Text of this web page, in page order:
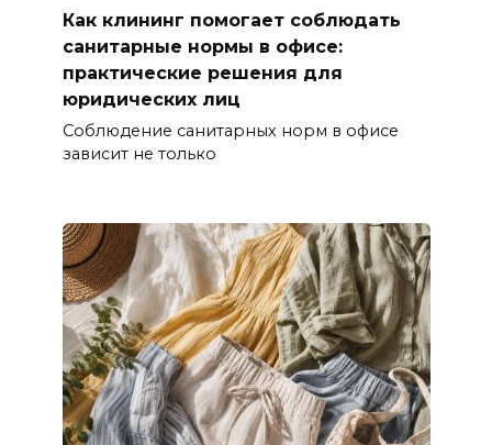
Как клининг помогает соблюдать
санитарные нормы в офисе:
практические решения для
юридических лиц
Соблюдение санитарных норм в офисе
зависит не только